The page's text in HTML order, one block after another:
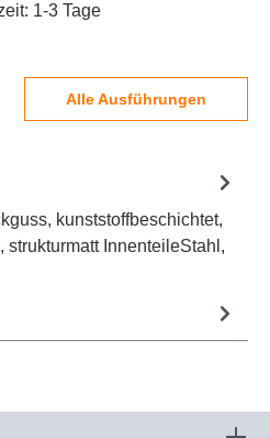
1-3 Tage
Alle Ausführungen
kunststoffbeschichtet,
InnenteileStahl,